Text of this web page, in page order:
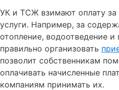
УК и ТСЖ взимают оплату
услуги. Например, за
отопление, водоотведение
правильно организовать
позволит собственникам
оплачивать начисленные
компаниям принимать их.